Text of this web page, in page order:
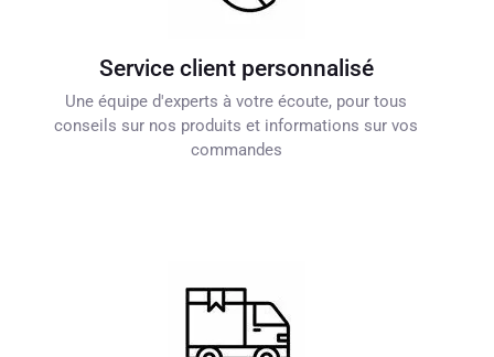
Service client personnalisé
Une équipe d'experts à votre écoute, pour tous
conseils sur nos produits et informations sur vos
commandes